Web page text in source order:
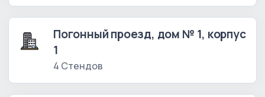
Погонный проезд, дом № 1, корпус
1
4 Стендов